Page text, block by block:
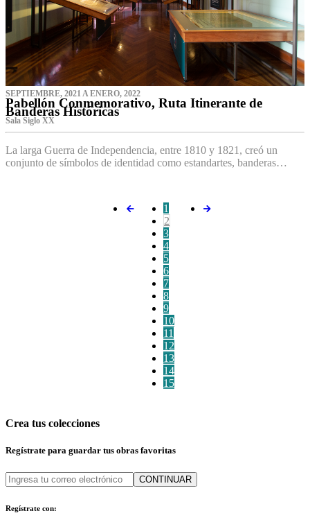
SEPTIEMBRE, 2021 A ENERO, 2022
Pabellón Conmemorativo, Ruta Itinerante de
Banderas Históricas
Sala Siglo XX
La larga Guerra de Independencia, entre 1810 y 1821, creó un
conjunto de símbolos de identidad como estandartes, banderas…
1
2
3
4
5
6
7
8
9
10
11
12
13
14
15
Crea tus colecciones
Regístrate para guardar tus obras favoritas
CONTINUAR
Regístrate con: